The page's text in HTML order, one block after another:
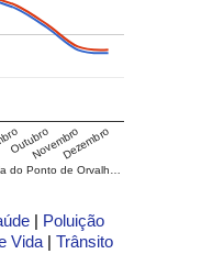
do Ponto de Orvalh…
OutubroNovembroDezembro
| Poluição
Vida |Trânsito